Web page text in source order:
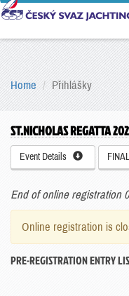
Home Přihlášky
ST.NICHOLAS REGATTA
Event Details
End of online registration
Online registration is
PRE-REGISTRATION ENTRY